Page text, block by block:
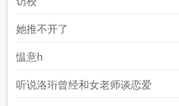
她推不开了
愠意h
听说洛珩曾经和女老师谈恋爱